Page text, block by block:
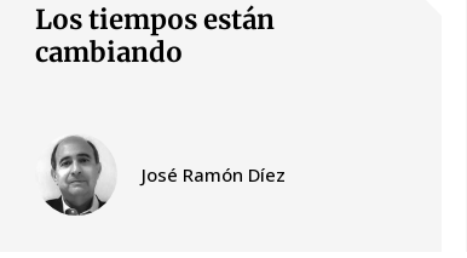
Los tiempos están
cambiando
José Ramón Díez